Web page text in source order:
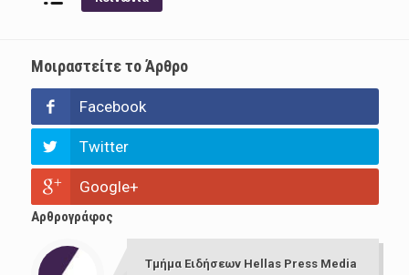
Μοιραστείτε το Άρθρο
Facebook
Twitter
Google+
Αρθρογράφος
Τμήμα Ειδήσεων Hellas Press Media